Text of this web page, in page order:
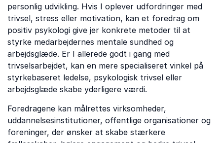
personlig udvikling. Hvis I oplever udfordringer med
trivsel, stress eller motivation, kan et foredrag om
positiv psykologi give jer konkrete metoder til at
styrke medarbejdernes mentale sundhed og
arbejdsglæde. Er I allerede godt i gang med
trivselsarbejdet, kan en mere specialiseret vinkel på
styrkebaseret ledelse, psykologisk trivsel eller
arbejdsglæde skabe yderligere værdi.
Foredragene kan målrettes virksomheder,
uddannelsesinstitutioner, offentlige organisationer og
foreninger, der ønsker at skabe stærkere